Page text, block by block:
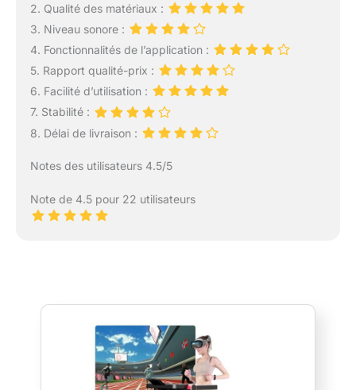
2. Qualité des matériaux :
3. Niveau sonore :
4. Fonctionnalités de l’application :
5. Rapport qualité-prix :
6. Facilité d’utilisation :
7. Stabilité :
8. Délai de livraison :
Notes des utilisateurs 4.5/5
Note de 4.5 pour 22 utilisateurs